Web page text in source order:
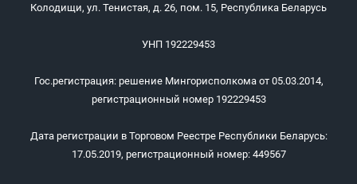
Колодищи, ул. Тенистая, д. 26, пом. 15, Республика Беларусь
УНП 192229453
Гос.регистрация: решение Мингорисполкома от 05.03.2014,
регистрационный номер 192229453
Дата регистрации в Торговом Реестре Республики Беларусь:
17.05.2019, регистрационный номер: 449567